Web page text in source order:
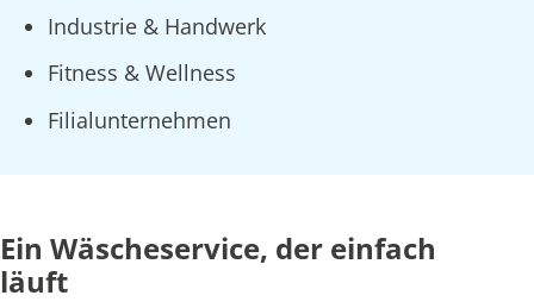
Industrie & Handwerk
Fitness & Wellness
Filialunternehmen
Ein Wäscheservice, der einfach
läuft